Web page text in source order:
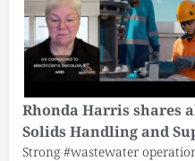
Rhonda Harris shares
Solids Handling and
Strong #wastewater